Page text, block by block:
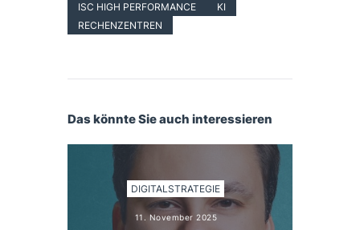
ISC HIGH PERFORMANCE
KI
RECHENZENTREN
Das könnte Sie auch interessieren
DIGITALSTRATEGIE
11. November 2025